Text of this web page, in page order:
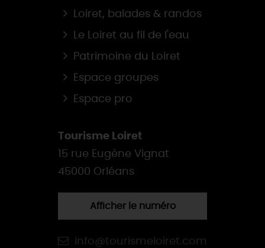
Loiret, balades & randos
Le Loiret au fil de l'eau
Patrimoine du Loiret
Espace groupes
Espace pro
Tourisme Loiret
15 rue Eugène Vignat
45000 Orléans
Afficher le numéro
info@tourismeloiret.com